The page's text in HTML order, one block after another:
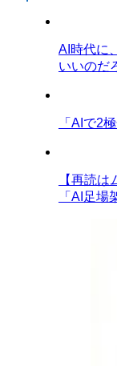
AI時代に
いいのだ
「AIで2
【再読
「AI足場